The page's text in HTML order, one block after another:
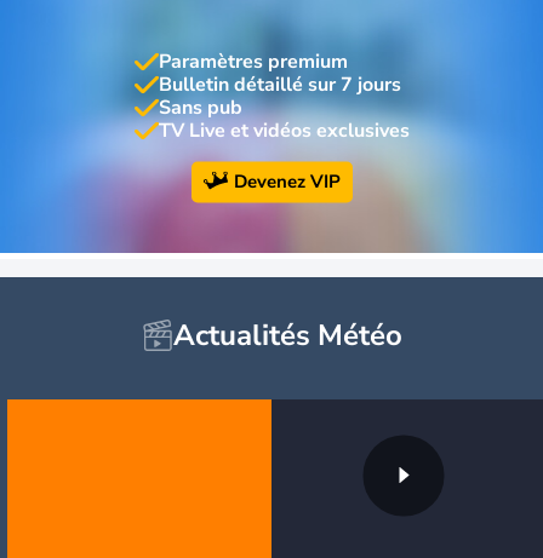
Paramètres premium
Bulletin détaillé sur 7 jours
Sans pub
TV Live et vidéos exclusives
Devenez VIP
Actualités Météo